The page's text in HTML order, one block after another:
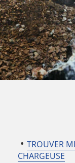
TROUVER
CHARGEUSE